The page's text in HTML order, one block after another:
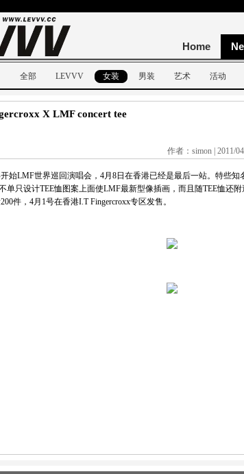
Home
全部 LEVVV 女装 男装 艺术 活动
X LMF concert tee
作者：simon | 2011/
始LMF世界巡回演唱会，4月8日在香港已经是最后一站。特些知
单只设计TEE恤图案上面使LMF最新型像插画，而且随TEE恤还
件，4月1号在香港I.T Fingercroxx专区发售。